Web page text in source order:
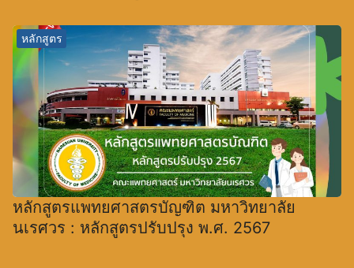
หลักสูตร
หลักสูตรแพทยศาสตรบัญฑิต มหาวิทยาลัย
นเรศวร : หลักสูตรปรับปรุง พ.ศ. 2567